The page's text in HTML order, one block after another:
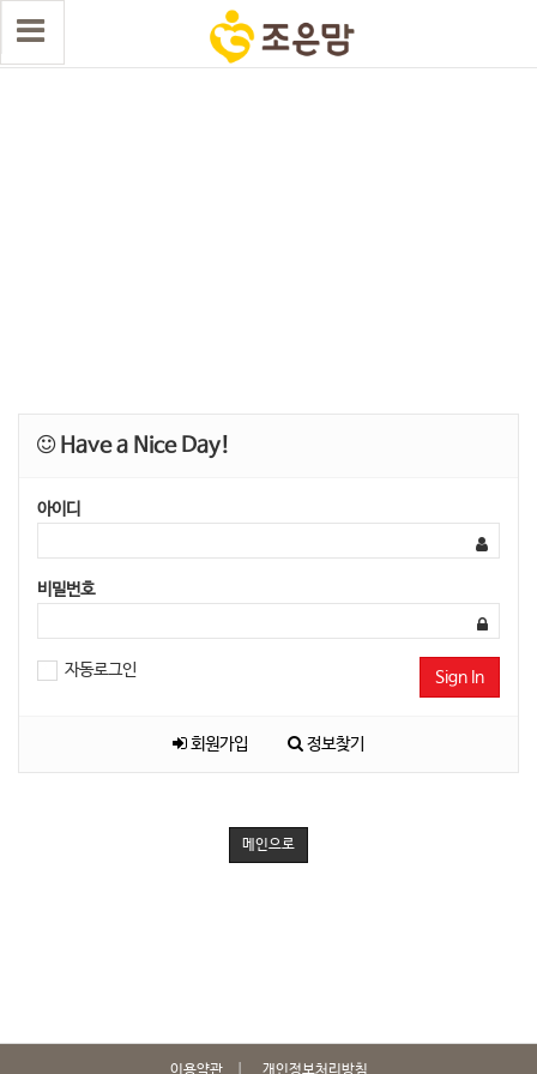
Have a Nice Day!
아이디
비밀번호
자동로그인 Sign In
회원가입 정보찾기
메인으로
이용약관 개인정보처리방침